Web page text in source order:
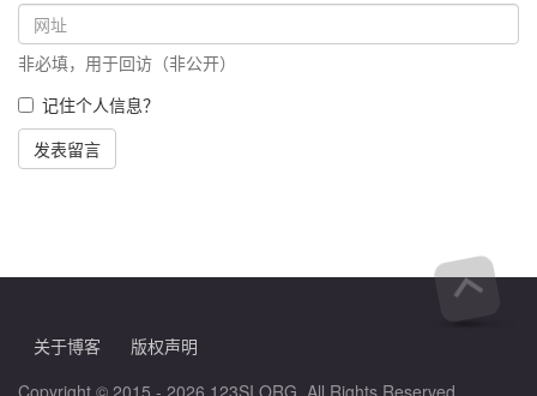
非必填，用于回访（非公开）
记住个人信息？
发表留言
关于博客
版权声明